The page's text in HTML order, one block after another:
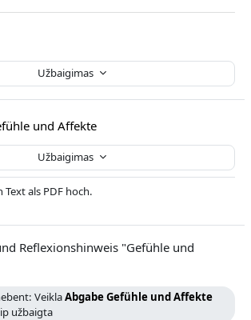
Užbaigimas
und AffekteUžduotis
Užbaigimas
Text als PDF hoch.
Reflexionshinweis "Gefühle und
VeiklaAbgabe Gefühle und Affekte
užbaigta